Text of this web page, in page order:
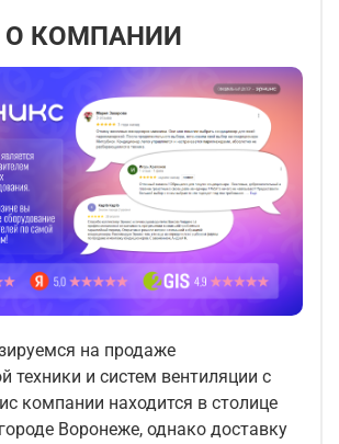
О КОМПАНИИ
на продаже
техники и систем вентиляции с
компании находится в столице
Воронеже, однако доставку